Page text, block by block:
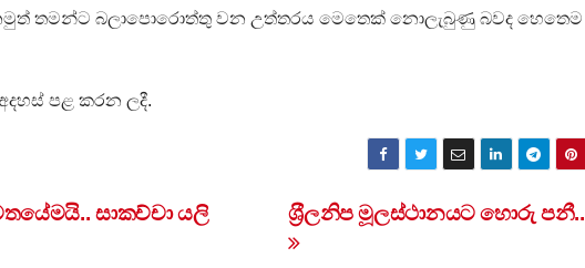
නමුත් තමන්ට බලාපොරොත්තු වන උත්තරය මෙතෙක් නොලැබුණු බවද හෙතෙම
පළ කරන ලදී.
ශ‍්‍රීලනිප මූලස්ථානයට හොරු පනී..
සාකච්චා යලි